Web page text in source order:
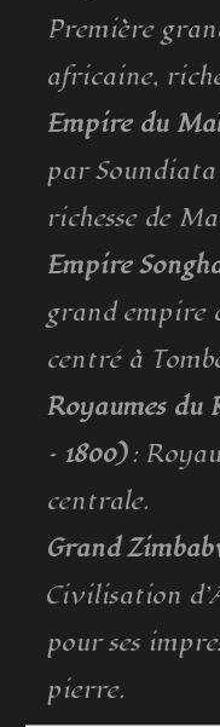
Première
africaine,
Empire du
par
richesse de
Empire
grand empire
centré à
Royaumes du
– 1800):
centrale.
Grand
Civilisation
pour ses
pierre.